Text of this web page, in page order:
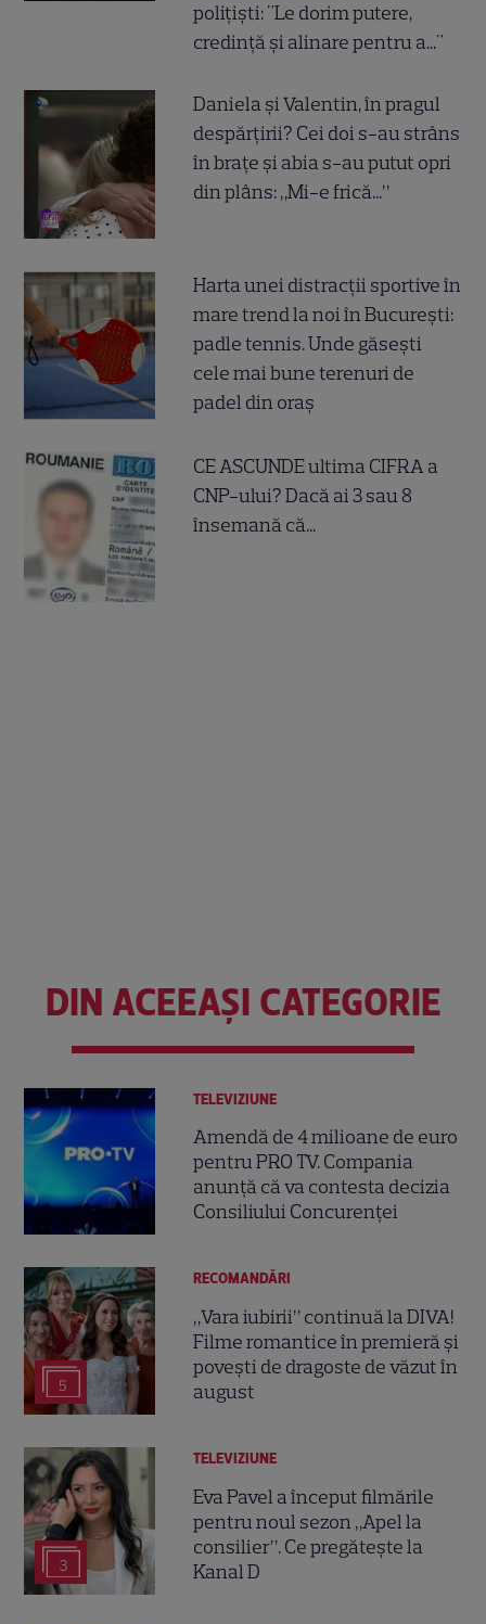
polițiști: "Le dorim putere,
credință și alinare pentru a..."
Daniela și Valentin, în pragul
despărțirii? Cei doi s-au strâns
în brațe și abia s-au putut opri
din plâns: „Mi-e frică...”
Harta unei distracții sportive în
mare trend la noi în București:
padle tennis. Unde găsești
cele mai bune terenuri de
padel din oraș
CE ASCUNDE ultima CIFRA a
CNP-ului? Dacă ai 3 sau 8
însemană că...
DIN ACEEAȘI CATEGORIE
TELEVIZIUNE
Amendă de 4 milioane de euro
pentru PRO TV. Compania
anunță că va contesta decizia
Consiliului Concurenței
5
RECOMANDĂRI
„Vara iubirii” continuă la DIVA!
Filme romantice în premieră și
povești de dragoste de văzut în
august
3
TELEVIZIUNE
Eva Pavel a început filmările
pentru noul sezon „Apel la
consilier”. Ce pregătește la
Kanal D